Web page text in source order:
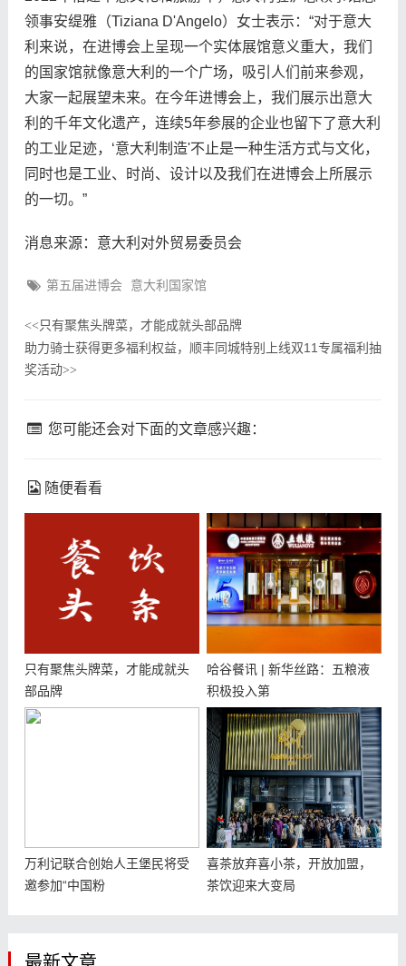
领事安缇雅（Tiziana D'Angelo）女士表示：“对于意大
利来说，在进博会上呈现一个实体展馆意义重大，我们
的国家馆就像意大利的一个广场，吸引人们前来参观，
大家一起展望未来。在今年进博会上，我们展示出意大
利的千年文化遗产，连续5年参展的企业也留下了意大利
的工业足迹，‘意大利制造'不止是一种生活方式与文化，
同时也是工业、时尚、设计以及我们在进博会上所展示
的一切。”
消息来源：意大利对外贸易委员会
第五届进博会 意大利国家馆
<<只有聚焦头牌菜，才能成就头部品牌
助力骑士获得更多福利权益，顺丰同城特别上线双11专属福利抽
奖活动>>
您可能还会对下面的文章感兴趣：
随便看看
只有聚焦头牌菜，才能成就头
部品牌
哈谷餐讯 | 新华丝路：五粮液
积极投入第
万利记联合创始人王堡民将受
邀参加“中国粉
喜茶放弃喜小茶，开放加盟，
茶饮迎来大变局